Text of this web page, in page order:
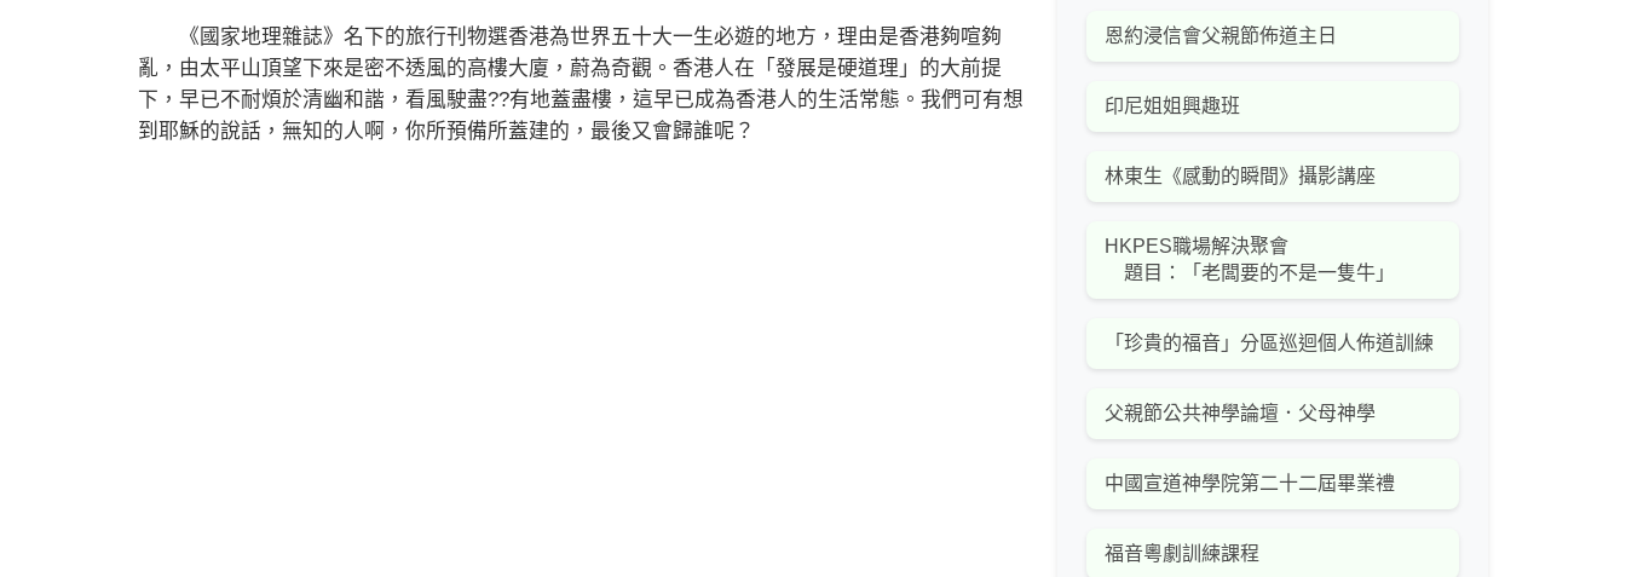
《國家地理雜誌》名下的旅行刊物選香港為世界五十大一生必遊的地方，理由是香港夠喧夠
亂，由太平山頂望下來是密不透風的高樓大廈，蔚為奇觀。香港人在「發展是硬道理」的大前提
下，早已不耐煩於清幽和諧，看風駛盡??有地蓋盡樓，這早已成為香港人的生活常態。我們可有想
到耶穌的說話，無知的人啊，你所預備所蓋建的，最後又會歸誰呢？
恩約浸信會父親節佈道主日
印尼姐姐興趣班
林東生《感動的瞬間》攝影講座
HKPES職場解決聚會
題目：「老闆要的不是一隻牛」
「珍貴的福音」分區巡迴個人佈道訓練
父親節公共神學論壇．父母神學
中國宣道神學院第二十二屆畢業禮
福音粵劇訓練課程